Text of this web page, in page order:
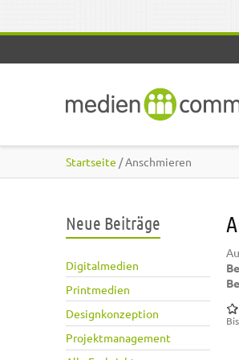
Startseite / Anschmieren
Neue Beiträge
Digitalmedien
Printmedien
Designkonzeption
Projektmanagement